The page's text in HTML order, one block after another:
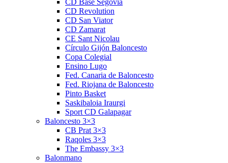
CD Revolution
CD San Viator
CD Zamarat
CE Sant Nicolau
Círculo Gijón Baloncesto
Copa Colegial
Ensino Lugo
Fed. Canaria de Baloncesto
Fed. Riojana de Baloncesto
Pinto Basket
Saskibaloia Iraurgi
Sport CD Galapagar
Baloncesto 3×3
CB Prat 3×3
Raqoles 3×3
The Embassy 3×3
Balonmano